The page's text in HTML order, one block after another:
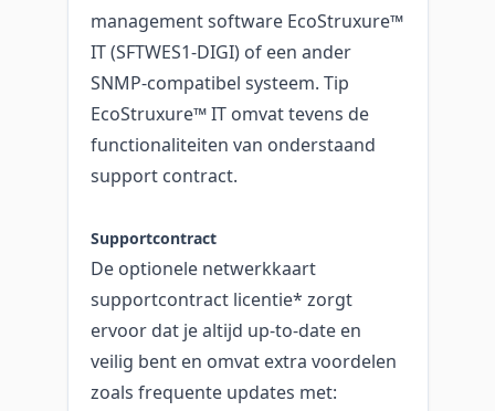
management software EcoStruxure™
IT (SFTWES1-DIGI) of een ander
SNMP-compatibel systeem. Tip
EcoStruxure™ IT omvat tevens de
functionaliteiten van onderstaand
support contract.
Supportcontract
De optionele netwerkkaart
supportcontract licentie* zorgt
ervoor dat je altijd up-to-date en
veilig bent en omvat extra voordelen
zoals frequente updates met: